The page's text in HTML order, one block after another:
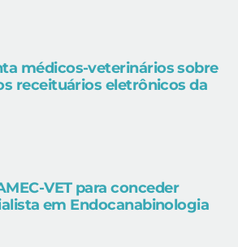
médicos-veterinários sobre
receituários eletrônicos da
VET para conceder
em Endocanabinologia